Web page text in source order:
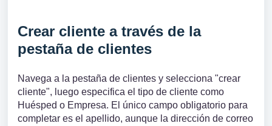
Crear cliente a través de la
pestaña de clientes
Navega a la pestaña de clientes y selecciona "crear
cliente", luego especifica el tipo de cliente como
Huésped o Empresa. El único campo obligatorio para
completar es el apellido, aunque la dirección de correo